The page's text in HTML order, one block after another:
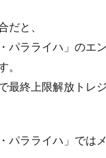
だと、
・パラライハ」の
。
最終上限解放トレ
パラライハ」では